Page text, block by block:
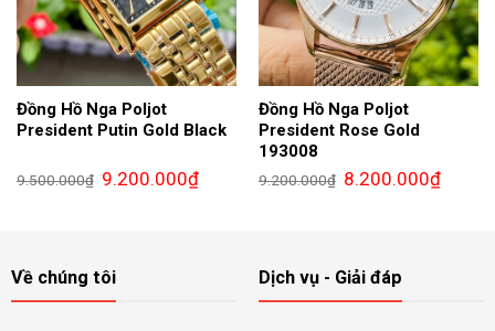
Đồng Hồ Nga Poljot
President Putin Gold Black
9.500.000₫ Giá
gốc
9.200.000₫Giá
hiện
Đồng Hồ Nga Poljot
President Rose Gold
193008
9.200.000₫ Giá
gốc
8.200.000₫Giá
hiện
Về chúng tôi Dịch vụ - Giải đáp